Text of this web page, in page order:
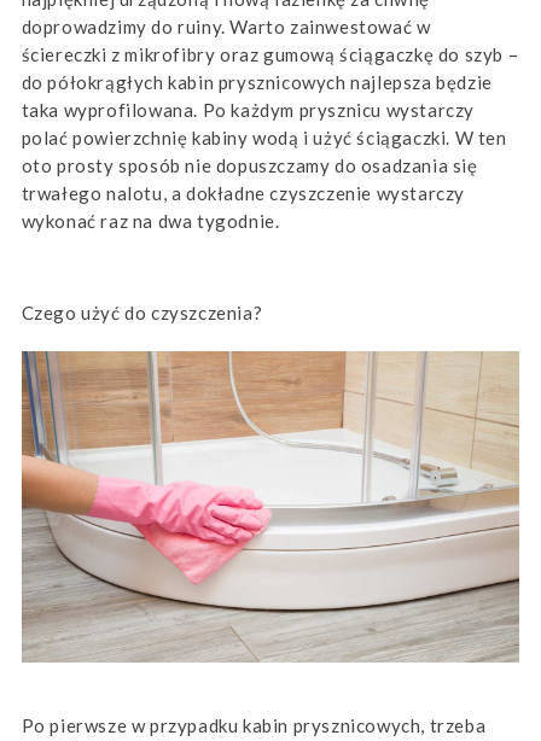
doprowadzimy do ruiny. Warto zainwestować w
ściereczki z mikrofibry oraz gumową ściągaczkę do szyb –
do półokrągłych kabin prysznicowych najlepsza będzie
taka wyprofilowana. Po każdym prysznicu wystarczy
polać powierzchnię kabiny wodą i użyć ściągaczki. W ten
oto prosty sposób nie dopuszczamy do osadzania się
trwałego nalotu, a dokładne czyszczenie wystarczy
wykonać raz na dwa tygodnie.
Czego użyć do czyszczenia?
Po pierwsze w przypadku kabin prysznicowych, trzeba